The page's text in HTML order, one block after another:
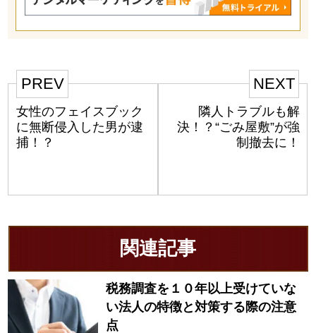
PREV
女性のフェイスブック
に無断侵入した男が逮
捕！？
NEXT
隣人トラブルも解
決！？“ごみ屋敷”が強
制撤去に！
関連記事
税務調査を１０年以上受けていな
い法人の特徴と対策する際の注意
点